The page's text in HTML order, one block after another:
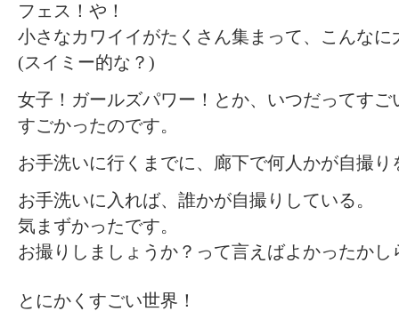
フェス！や！
小さなカワイイがたくさん集まって、こんなに
(スイミー的な？)
女子！ガールズパワー！とか、いつだってすご
すごかったのです。
お手洗いに行くまでに、廊下で何人かが自撮り
お手洗いに入れば、誰かが自撮りしている。
気まずかったです。
お撮りしましょうか？って言えばよかったかし
とにかくすごい世界！